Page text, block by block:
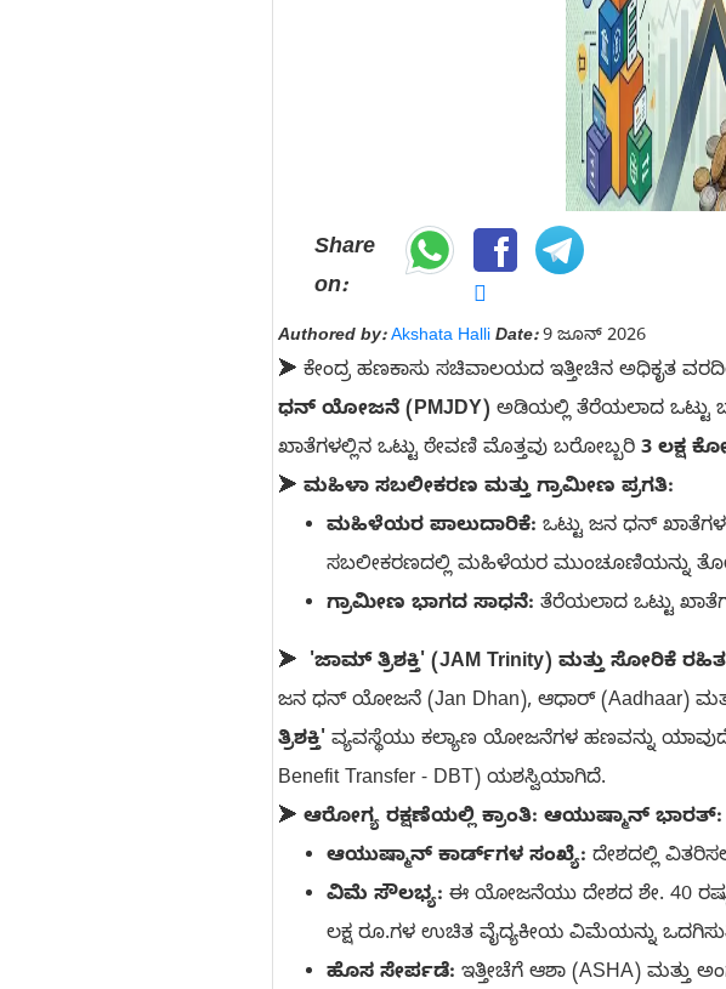
Share
on:
Authored by: Akshata Halli Date:9 ಜೂನ್ 2026
➤ ಕೇಂದ್ರ ಹಣಕಾಸು ಸಚಿವಾಲಯದ ಇತ್ತೀಚಿನ ಅಧಿಕೃತ
ಧನ್ ಯೋಜನೆ (PMJDY) ಅಡಿಯಲ್ಲಿ ತೆರೆಯಲಾದ ಒಟ್ಟು
ಖಾತೆಗಳಲ್ಲಿನ ಒಟ್ಟು ಠೇವಣಿ ಮೊತ್ತವು ಬರೋಬ್ಬರಿ 3 ಲಕ್ಷ
➤ ಮಹಿಳಾ ಸಬಲೀಕರಣ ಮತ್ತು ಗ್ರಾಮೀಣ ಪ್ರಗತಿ:
ಮಹಿಳೆಯರ ಪಾಲುದಾರಿಕೆ: ಒಟ್ಟು ಜನ ಧನ್
ಸಬಲೀಕರಣದಲ್ಲಿ ಮಹಿಳೆಯರ ಮುಂಚೂಣಿಯನ್ನು
ಗ್ರಾಮೀಣ ಭಾಗದ ಸಾಧನೆ: ತೆರೆಯಲಾದ ಒಟ್ಟು
➤ 'ಜಾಮ್ ತ್ರಿಶಕ್ತಿ' (JAM Trinity) ಮತ್ತು ಸೋರಿಕೆ
ಜನ ಧನ್ ಯೋಜನೆ (Jan Dhan), ಆಧಾರ್ (Aadhaar)
ತ್ರಿಶಕ್ತಿ' ವ್ಯವಸ್ಥೆಯು ಕಲ್ಯಾಣ ಯೋಜನೆಗಳ ಹಣವನ್ನು
Benefit Transfer - DBT) ಯಶಸ್ವಿಯಾಗಿದೆ.
➤ ಆರೋಗ್ಯ ರಕ್ಷಣೆಯಲ್ಲಿ ಕ್ರಾಂತಿ: ಆಯುಷ್ಮಾನ್ ಭಾರತ್:
ಆಯುಷ್ಮಾನ್ ಕಾರ್ಡ್‌ಗಳ ಸಂಖ್ಯೆ: ದೇಶದಲ್ಲಿ
ವಿಮೆ ಸೌಲಭ್ಯ: ಈ ಯೋಜನೆಯು ದೇಶದ ಶೇ. 40
ಲಕ್ಷ ರೂ.ಗಳ ಉಚಿತ ವೈದ್ಯಕೀಯ ವಿಮೆಯನ್ನು
ಹೊಸ ಸೇರ್ಪಡೆ: ಇತ್ತೀಚೆಗೆ ಆಶಾ (ASHA) ಮತ್ತು